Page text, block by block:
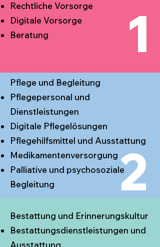
1
Rechtliche Vorsorge
Digitale Vorsorge
Beratung
2
Pflege und Begleitung
Pflegepersonal und
Dienstleistungen
Digitale Pflegelösungen
Pflegehilfsmittel und Ausstattung
Medikamentenversorgung
Palliative und psychosoziale
Begleitung
Bestattung und Erinnerungskultur
Bestattungsdienstleistungen und
Ausstattung